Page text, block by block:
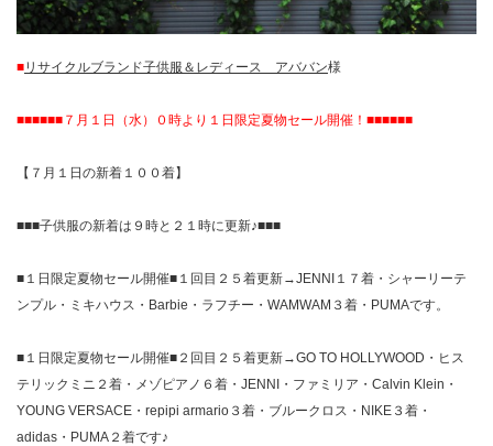
■リサイクルブランド子供服＆レディース アババン様
■■■■■■７月１日（水）０時より１日限定夏物セール開催！■■■■■■
【７月１日の新着１００着】
■■■子供服の新着は９時と２１時に更新♪■■■
■１日限定夏物セール開催■１回目２５着更新→JENNI１７着・シャーリーテ
ンプル・ミキハウス・Barbie・ラフチー・WAMWAM３着・PUMAです。
■１日限定夏物セール開催■２回目２５着更新→GO TO HOLLYWOOD・ヒス
テリックミニ２着・メゾピアノ６着・JENNI・ファミリア・Calvin Klein・
YOUNG VERSACE・repipi armario３着・ブルークロス・NIKE３着・
adidas・PUMA２着です♪